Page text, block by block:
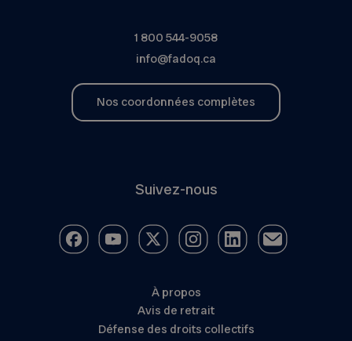
1 800 544-9058
info@fadoq.ca
Nos coordonnées complètes
Suivez-nous
À propos
Avis de retrait
Défense des droits collectifs